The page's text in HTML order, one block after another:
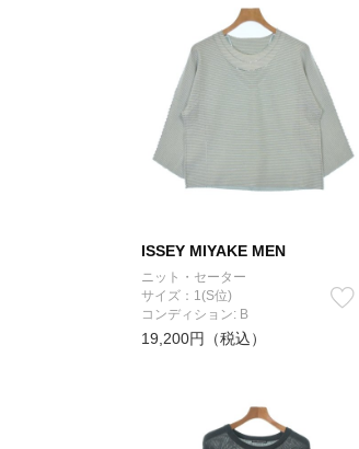
ISSEY MIYAKE MEN
ニット・セーター
サイズ：1(S位)
コンディション: B
19,200円（税込）